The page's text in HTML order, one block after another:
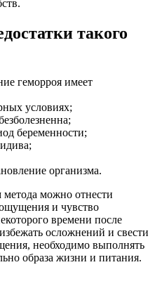
такого
геморроя имеет
условиях;
беременности;
организма.
можно отнести
и чувство
времени после
осложнений и свести
необходимо выполнять
образа жизни и питания.